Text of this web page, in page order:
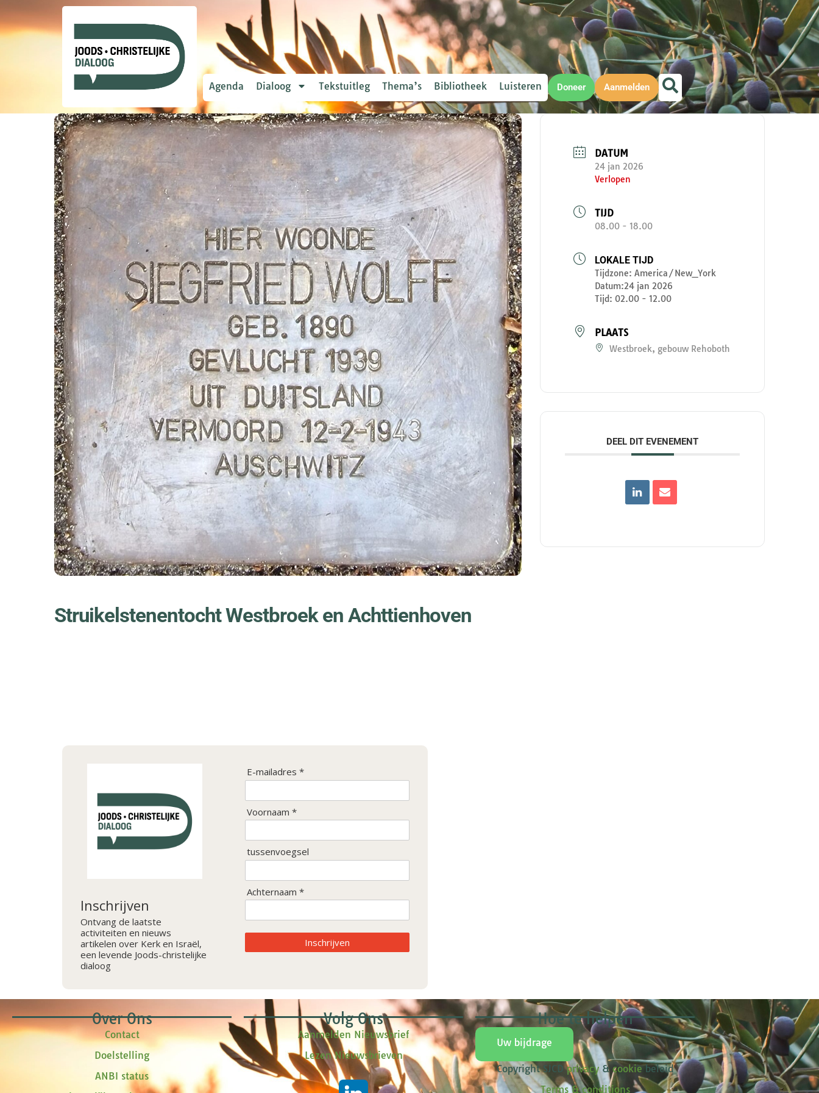
Agenda Dialoog Tekstuitleg Thema’s Bibliotheek Luisteren Doneer Aanmelden
Struikelstenentocht Westbroek en Achttienhoven
DATUM
24 jan 2026
Verlopen
TIJD
08.00 - 18.00
LOKALE TIJD
Tijdzone:America/New_York
Datum:24 jan 2026
Tijd:02.00 - 12.00
PLAATS
Westbroek, gebouw Rehoboth
DEEL DIT EVENEMENT
Inschrijven
Ontvang de laatste
activiteiten en nieuws
artikelen over Kerk en Israël,
een levende Joods-christelijke
dialoog
E-mailadres *
Voornaam *
tussenvoegsel
Achternaam *
Inschrijven
Over Ons
Contact
Doelstelling
ANBI status
Volg Ons
Aanmelden Nieuwsbrief
Lezen Nieuwsbrieven
Hoe te helpen
Uw bijdrage
Copyright SJCDprivacy& cookiebeleid
Terms & conditions